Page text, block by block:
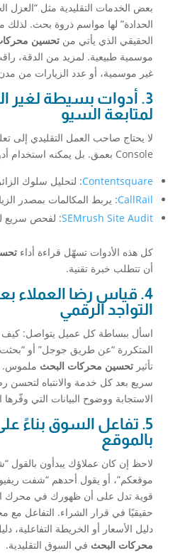
بعض الخدمات التقليدية مثل “العزل
الحدادة” لها مواسم ذروة بحث. لذلك
الحقيقي الذي يأتي من تحسين
موسمية طبيعية. لمزيد من الدقة،
غير موسمية، أو عدد الزيارات من
3. أدوات بسيطة لغير
لمتابعة السيو
Console بعمق. بل يمكنه استخدام أدوات يومية مثل:
Contentsquare: لتحليل سلوك
CallRail: يربط المكالمات بمصدر
SEMrush Site Audit: لفحص سريع
كل هذه الأدوات تسهّل قراءة أداء
أن تتطلب خبرة تقنية.
4. قياس رضا العملاء
التواجد الرقمي
اسأل ببساطة كل عميل يتواصل: كيف
المتكررة “عن طريق جوجل” أو “بحثت
تأثير تحسين محركات البحث ملموس.
سريع بعد كل خدمة والانتباه لتحسن
الاستجابة ووضوح البيانات التي وفّرها
5. تفاعل السوق بناءً
بالموقع
لاحظ إن كان عملاؤك يبدأون بالقول
موقعكم”، أو يقول أحدهم “شفت
قوية تدل على أن ظهورك في محرك
حقيقيًا في قرار الشراء. التفاعل مع
دليل الأسعار أو الخريطة التفاعلية،
محركات البحث في السوق التقليدية.